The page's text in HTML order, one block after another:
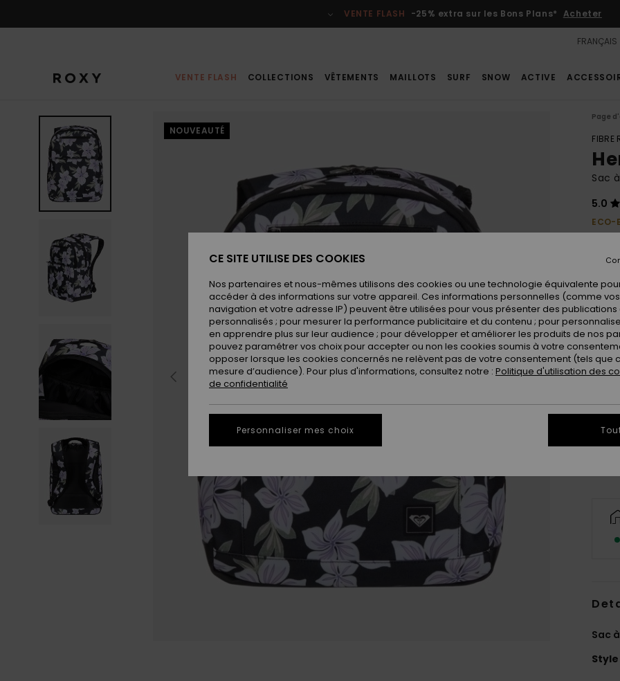
le
VENTE FLASH -25% extra sur les Bons Plans* Acheter
FRANÇAIS
VENTE FLASH COLLECTIONS VÊTEMENTS MAILLOTS SURF SNOW ACTIVE
NOUVEAUTÉ
Page
FIBRE
Sac
5.0
ECO-
Sac
Style
CE SITE UTILISE DES COOKIES
Nos partenaires et nous-mêmes utilisons des cookies ou une technologie équivalente
accéder à des informations sur votre appareil. Ces informations personnelles (comme
navigation et votre adresse IP) peuvent être utilisées pour vous présenter des publications
personnalisés ; pour mesurer la performance publicitaire et du contenu ; pour
en apprendre plus sur leur audience ; pour développer et améliorer les produits de nos
pouvez paramétrer vos choix pour accepter ou non les cookies soumis à votre
opposer lorsque les cookies concernés ne relèvent pas de votre consentement (tels que
mesure d’audience). Pour plus d'informations, consultez notre : Politique d'utilisation des
de confidentialité
Personnaliser mes choix